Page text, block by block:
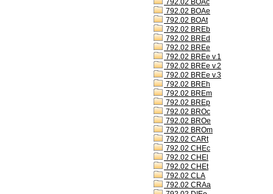
792.02 BOAc
792.02 BOAe
792.02 BOAt
792.02 BREb
792.02 BREd
792.02 BREe
792.02 BREe v.1
792.02 BREe v.2
792.02 BREe v.3
792.02 BREh
792.02 BREm
792.02 BREp
792.02 BROc
792.02 BROe
792.02 BROm
792.02 CARt
792.02 CHEc
792.02 CHEl
792.02 CHEt
792.02 CLA
792.02 CRAa